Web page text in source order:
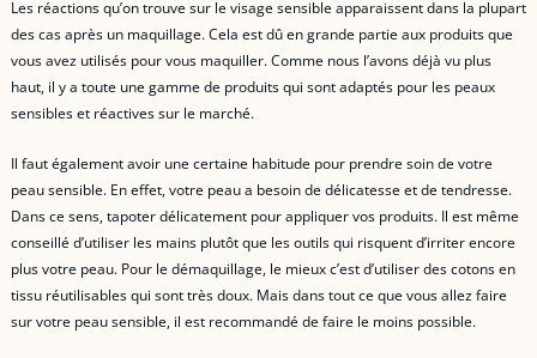
Les réactions qu’on trouve sur le visage sensible apparaissent dans la plupart
des cas après un maquillage. Cela est dû en grande partie aux produits que
vous avez utilisés pour vous maquiller. Comme nous l’avons déjà vu plus
haut, il y a toute une gamme de produits qui sont adaptés pour les peaux
sensibles et réactives sur le marché.
Il faut également avoir une certaine habitude pour prendre soin de votre
peau sensible. En effet, votre peau a besoin de délicatesse et de tendresse.
Dans ce sens, tapoter délicatement pour appliquer vos produits. Il est même
conseillé d’utiliser les mains plutôt que les outils qui risquent d’irriter encore
plus votre peau. Pour le démaquillage, le mieux c’est d’utiliser des cotons en
tissu réutilisables qui sont très doux. Mais dans tout ce que vous allez faire
sur votre peau sensible, il est recommandé de faire le moins possible.